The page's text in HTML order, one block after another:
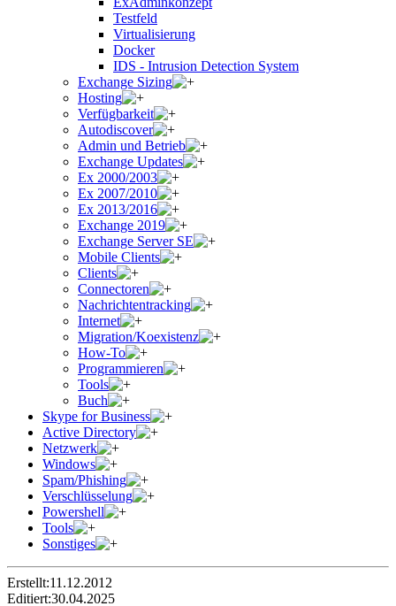
Testfeld
Virtualisierung
Docker
IDS - Intrusion Detection System
Exchange Sizing
Hosting
Verfügbarkeit
Autodiscover
Admin und Betrieb
Exchange Updates
Ex 2000/2003
Ex 2007/2010
Ex 2013/2016
Exchange 2019
Exchange Server SE
Mobile Clients
Clients
Connectoren
Nachrichtentracking
Internet
Migration/Koexistenz
How-To
Programmieren
Tools
Buch
Skype for Business
Active Directory
Netzwerk
Windows
Spam/Phishing
Verschlüsselung
Powershell
Tools
Sonstiges
Erstellt:11.12.2012
Editiert:30.04.2025